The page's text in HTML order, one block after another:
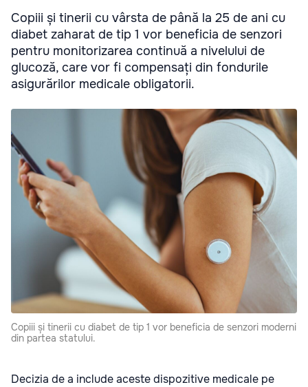
Copiii și tinerii cu vârsta de până la 25 de ani cu
diabet zaharat de tip 1 vor beneficia de senzori
pentru monitorizarea continuă a nivelului de
glucoză, care vor fi compensați din fondurile
asigurărilor medicale obligatorii.
Copiii și tinerii cu diabet de tip 1 vor beneficia de senzori moderni
din partea statului.
Decizia de a include aceste dispozitive medicale pe